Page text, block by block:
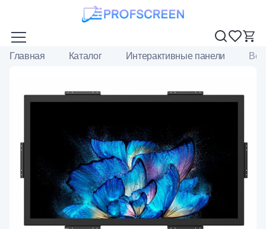
Главная Каталог Интерактивные панели